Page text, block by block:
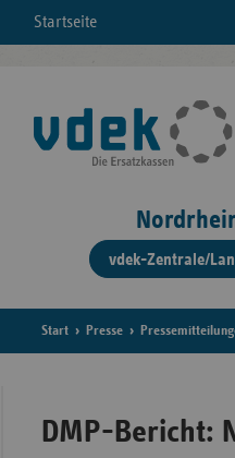
Startseite
vdek-Zentrale/
Start Presse
DMP-Bericht: